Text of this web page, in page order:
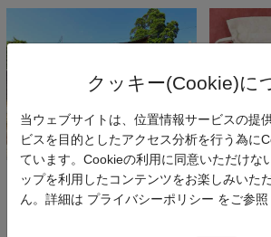
ジャパンレッドの町に残るスリ
ーダイヤ
「JAPAN
ンド認
クッキー(Cookie)に
当ウェブサイトは、位置情報サービスの提
ビスを目的としたアクセス分析を行う為に
ています。Cookieの利用に同意いただけな
ップを利用したコンテンツをお楽しみいた
ん。詳細は プライバシーポリシー をご参照